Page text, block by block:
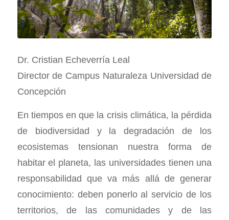
Dr. Cristian Echeverría Leal
Director de Campus Naturaleza Universidad de
Concepción
En tiempos en que la crisis climática, la pérdida
de biodiversidad y la degradación de los
ecosistemas tensionan nuestra forma de
habitar el planeta, las universidades tienen una
responsabilidad que va más allá de generar
conocimiento: deben ponerlo al servicio de los
territorios, de las comunidades y de las